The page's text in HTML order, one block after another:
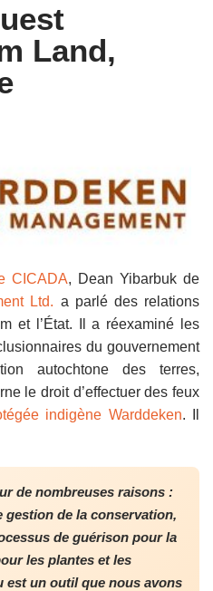
Land,
CICADA, Dean Yibarbuk de
Ltd. a parlé des relations
et l’État. Il a réexaminé les
du gouvernement
autochtone des terres,
le droit d’effectuer des feux
indigène Warddeken. Il
de nombreuses raisons :
de la conservation,
de guérison pour la
les plantes et les
est un outil que nous avons